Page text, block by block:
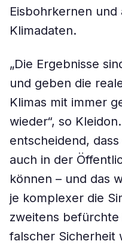
Eisbohrkernen und
Klimadaten.
„Die Ergebnisse
und geben die
Klimas mit immer
wieder“, so
entscheidend,
auch in der
können – und das
je komplexer die
zweitens befürchte
falscher Sicherheit